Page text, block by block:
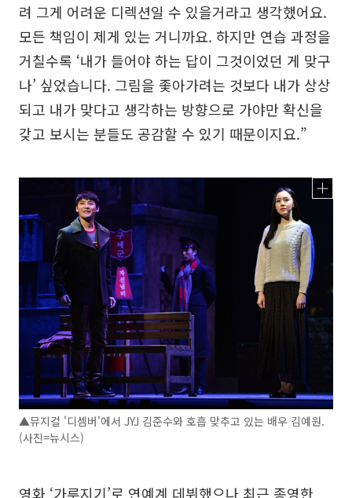
려 그게 어려운 디렉션일 수 있을거라고 생각했어요.
모든 책임이 제게 있는 거니까요. 하지만 연습 과정을
거칠수록 ‘내가 들어야 하는 답이 그것이었던 게 맞구
나’ 싶었습니다. 그림을 좇아가려는 것보다 내가 상상
되고 내가 맞다고 생각하는 방향으로 가야만 확신을
갖고 보시는 분들도 공감할 수 있기 때문이지요.”
▲뮤지컬 '디셈버'에서 JYJ 김준수와 호흡 맞추고 있는 배우 김예원.
(사진=뉴시스)
영화 ‘가루지기’로 연예계 데뷔했으나 최근 종영한